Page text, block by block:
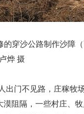
穿沙公路制作沙障
烨 摄
出门不见路，庄稼牧
阻隔，一些村庄、